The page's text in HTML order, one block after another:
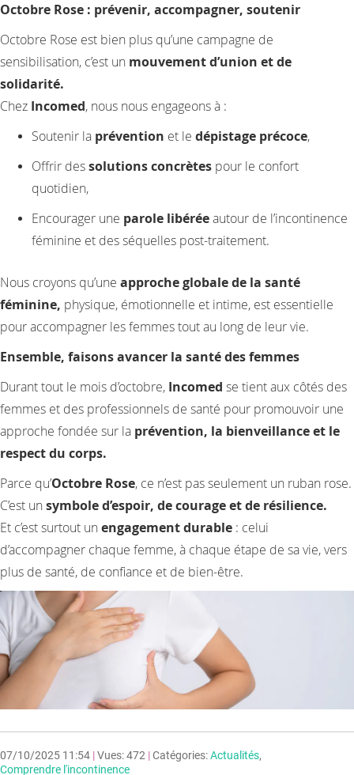
Octobre Rose : prévenir, accompagner, soutenir
Octobre Rose est bien plus qu’une campagne de
sensibilisation, c’est un mouvement d’union et de
solidarité.
Chez Incomed, nous nous engageons à :
Soutenir la prévention et le dépistage précoce,
Offrir dessolutions concrètes pour le confort
quotidien,
Encourager une parole libéréeautour de l’incontinence
féminine et des séquelles post-traitement.
Nous croyons qu’une approche globale de la santé
féminine, physique, émotionnelle et intime, est essentielle
pour accompagner les femmes tout au long de leur vie.
Ensemble, faisons avancer la santé des femmes
Durant tout le mois d’octobre, Incomed se tient aux côtés des
femmes et des professionnels de santé pour promouvoir une
approche fondée sur la prévention, la bienveillance et le
respect du corps.
Parce qu’Octobre Rose, ce n’est pas seulement un ruban rose.
C’est un symbole d’espoir, de courage et de résilience.
Et c’est surtout un engagement durable : celui
d’accompagner chaque femme, à chaque étape de sa vie, vers
plus de santé, de confiance et de bien-être.
07/10/2025 11:54 |Vues: 472 |Catégories:Actualités,
Comprendre l'incontinence